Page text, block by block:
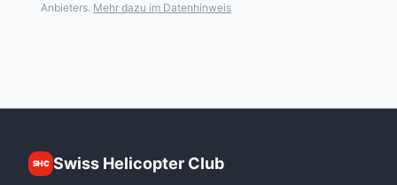
Anbieters. Mehr dazu im Datenhinweis
SHC Swiss Helicopter Club